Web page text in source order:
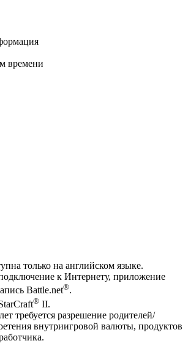
времени
только на английском языке.
к Интернету, приложение
Battle.net®.
® II.
требуется разрешение родителей/
внутриигровой валюты, продуктов